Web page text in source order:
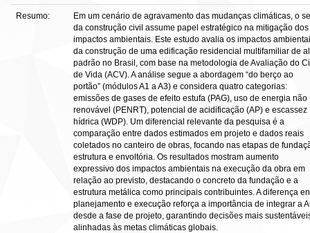
Resumo:
Em um cenário de agravamento das mudanças climáticas, o
da construção civil assume papel estratégico na mitigação dos
impactos ambientais. Este estudo avalia os impactos
da construção de uma edificação residencial multifamiliar de
padrão no Brasil, com base na metodologia de Avaliação do
de Vida (ACV). A análise segue a abordagem “do berço ao
portão” (módulos A1 a A3) e considera quatro categorias:
emissões de gases de efeito estufa (PAG), uso de energia não
renovável (PENRT), potencial de acidificação (AP) e escassez
hídrica (WDP). Um diferencial relevante da pesquisa é a
comparação entre dados estimados em projeto e dados reais
coletados no canteiro de obras, focando nas etapas de
estrutura e envoltória. Os resultados mostram aumento
expressivo dos impactos ambientais na execução da obra em
relação ao previsto, destacando o concreto da fundação e a
estrutura metálica como principais contribuintes. A diferença
planejamento e execução reforça a importância de integrar a
desde a fase de projeto, garantindo decisões mais
alinhadas às metas climáticas globais.